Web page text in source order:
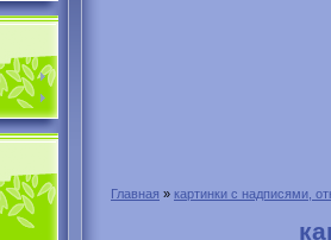
Главная » картинки с надписями,